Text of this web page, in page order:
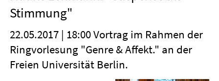
Stimmung"
22.05.2017 | 18:00 Vortrag im Rahmen der
Ringvorlesung "Genre & Affekt." an der
Freien Universität Berlin.